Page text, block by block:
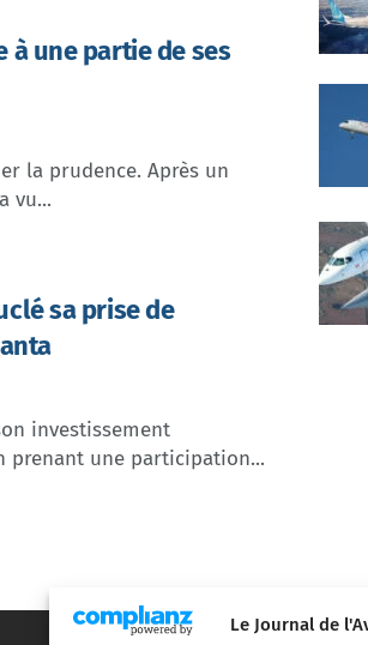
Le Journal de
à une partie de ses
la prudence. Après un
vu...
sa prise de
investissement
prenant une participation...